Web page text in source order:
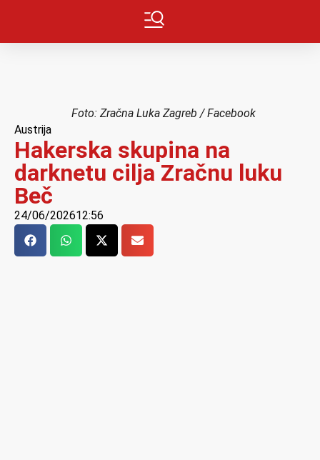
Foto: Zračna Luka Zagreb / Facebook
Austrija
Hakerska skupina na
darknetu cilja Zračnu luku
Beč
24/06/202612:56